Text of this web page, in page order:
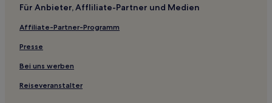
Für Anbieter, Affliliate-Partner und Medien
Affiliate-Partner-Programm
Presse
Bei uns werben
Reiseveranstalter